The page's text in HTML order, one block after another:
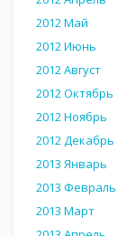
2012 Май
2012 Июнь
2012 Август
2012 Октябрь
2012 Ноябрь
2012 Декабрь
2013 Январь
2013 Февраль
2013 Март